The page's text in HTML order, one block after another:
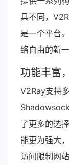
具不同，
是一个平台
络自由的新一
功能丰富
V2Ray支持
了更多的选
能更为强大
访问限制网